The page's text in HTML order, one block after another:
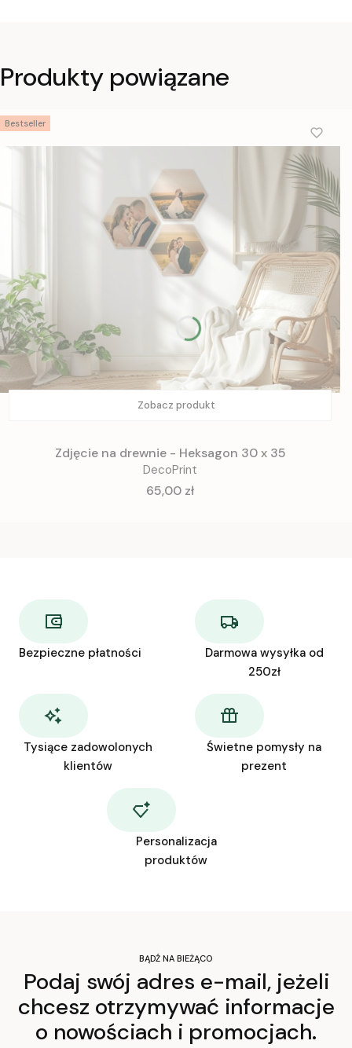
Produkty powiązane
Bestseller
Zobacz produkt
Zdjęcie na drewnie - Heksagon 30 x 35
DecoPrint
Cena
65,00 zł
Bezpieczne płatności
Darmowa wysyłka od
250zł
Tysiące zadowolonych
klientów
Świetne pomysły na
prezent
Personalizacja
produktów
BĄDŹ NA BIEŻĄCO
Podaj swój adres e-mail, jeżeli
chcesz otrzymywać informacje
o nowościach i promocjach.